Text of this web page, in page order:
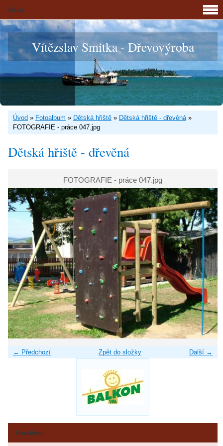
Vítězslav Smitka - Dřevovýroba
Úvod » Fotoalbum » Dětská hřiště » Dětská hřiště - dřevěná»
FOTOGRAFIE - práce 047.jpg
Dětská hřiště - dřevěná
FOTOGRAFIE - práce 047.jpg
← Předchozí Další →
Zpět do složky
Menu
Fotoalbum